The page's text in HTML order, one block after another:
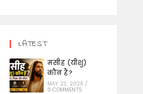
LATEST
मसीह (यीशु)
कौन हैं?
MAY 23, 2026 /
0 COMMENTS